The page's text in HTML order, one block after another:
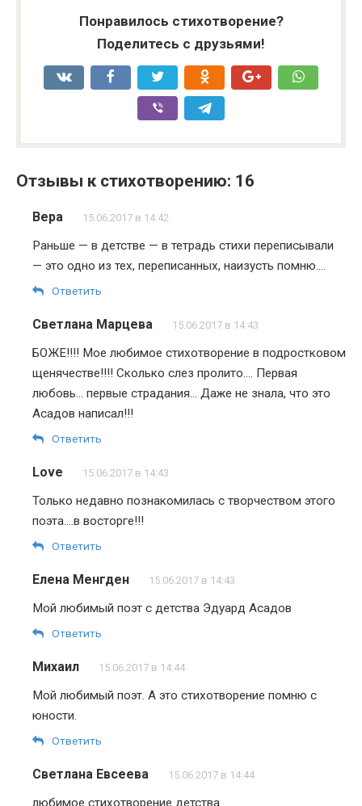
Понравилось стихотворение?
Поделитесь с друзьями!
Отзывы к стихотворению: 16
Вера 15.06.2017 в 14:42
Раньше — в детстве — в тетрадь стихи переписывали
— это одно из тех, переписанных, наизусть помню….
Ответить
Светлана Марцева 15.06.2017 в 14:43
БОЖЕ!!!! Мое любимое стихотворение в подростковом
щенячестве!!!! Сколько слез пролито…. Первая
любовь… первые страдания… Даже не знала, что это
Асадов написал!!!
Ответить
Love 15.06.2017 в 14:43
Только недавно познакомилась с творчеством этого
поэта….в восторге!!!
Ответить
Елена Менгден 15.06.2017 в 14:43
Мой любимый поэт с детства Эдуард Асадов
Ответить
Михаил 15.06.2017 в 14:44
Мой любимый поэт. А это стихотворение помню с
юности.
Ответить
Светлана Евсеева 15.06.2017 в 14:44
любимое стихотворение детства